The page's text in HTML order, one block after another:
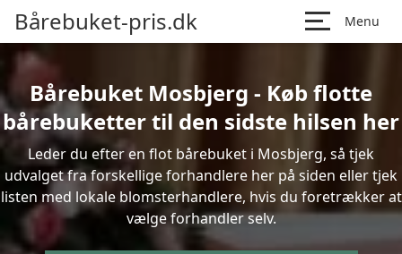
Bårebuket-pris.dk Menu
Bårebuket Mosbjerg - Køb flotte
bårebuketter til den sidste hilsen her
Leder du efter en flot bårebuket i Mosbjerg, så tjek
udvalget fra forskellige forhandlere her på siden eller tjek
listen med lokale blomsterhandlere, hvis du foretrækker at
vælge forhandler selv.